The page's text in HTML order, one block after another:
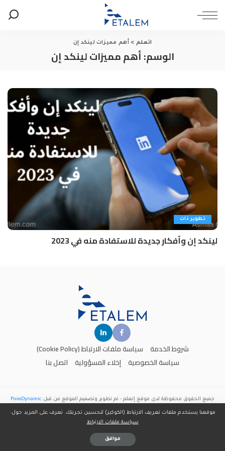
اتعلم > أهم مميزات لينكد إن
الوسم:أهم مميزات لينكد إن
تطوير ذات
لينكد إن وأفكار جديدة للاستفادة منه في 2023
شروط الخدمة سياسة ملفات الارتباط (Cookie Policy)
سياسة الخصوصية إخلاء المسؤولية اتصل بنا
جميع الحقوق محفوظة لدى موقع إتعلم - تم تطوير وتصميم الموقع من قبل PixieDynamic
موقعنا يستخدم ملفات تعريف الارتباط (الكوكيز) لتحسين تجربتك. تعرف على المزيد حول:
سياسة ملفات الارتباط
موافق